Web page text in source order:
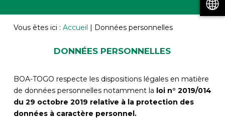
Vous êtes ici : Accueil | Données personnelles
DONNÉES PERSONNELLES
BOA-TOGO respecte les dispositions légales en matière
de données personnelles notamment la loi n° 2019/014
du 29 octobre 2019 relative à la protection des
données à caractère personnel.